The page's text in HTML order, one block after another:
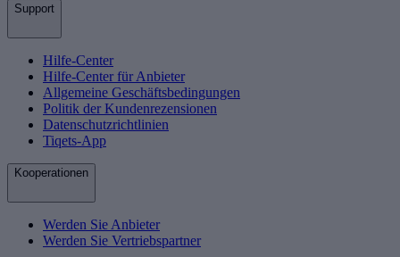
Support
Hilfe-Center
Hilfe-Center für Anbieter
Allgemeine Geschäftsbedingungen
Politik der Kundenrezensionen
Datenschutzrichtlinien
Tiqets-App
Kooperationen
Werden Sie Anbieter
Werden Sie Vertriebspartner